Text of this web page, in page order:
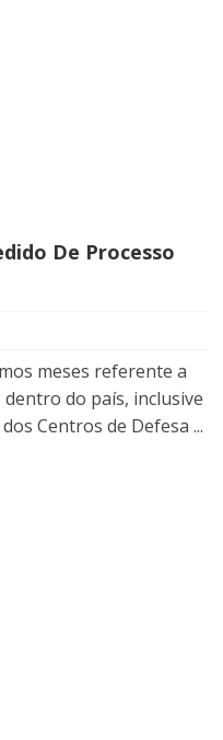
De Processo
meses referente a
do país, inclusive
Centros de Defesa ...